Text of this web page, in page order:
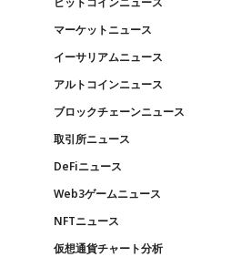
マーケットニュース
イーサリアムニュース
アルトコインニュース
ブロックチェーンニュース
取引所ニュース
DeFiニュース
Web3ゲームニュース
NFTニュース
仮想通貨チャート分析